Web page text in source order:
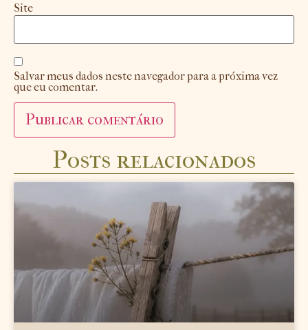
Site
Salvar meus dados neste navegador para a próxima vez
que eu comentar.
Posts relacionados